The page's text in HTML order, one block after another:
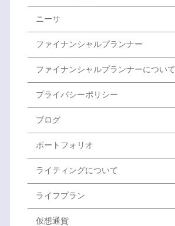
ニーサ
ファイナンシャルプランナー
ファイナンシャルプランナーについて
プライバシーポリシー
ブログ
ポートフォリオ
ライティングについて
ライフプラン
仮想通貨